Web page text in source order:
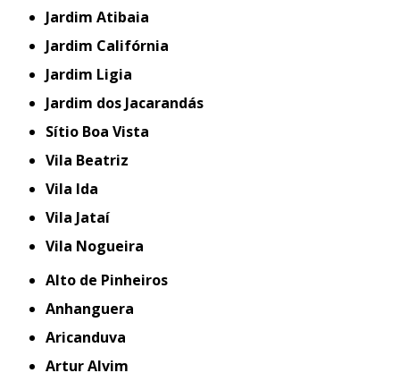
Jardim Atibaia
Jardim Califórnia
Jardim Ligia
Jardim dos Jacarandás
Sítio Boa Vista
Vila Beatriz
Vila Ida
Vila Jataí
Vila Nogueira
Alto de Pinheiros
Anhanguera
Aricanduva
Artur Alvim